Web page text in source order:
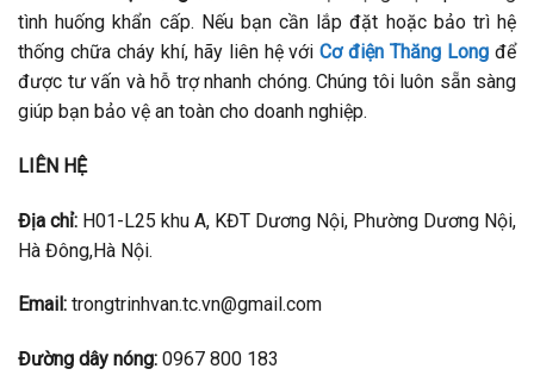
tình huống khẩn cấp. Nếu bạn cần lắp đặt hoặc bảo trì hệ
thống chữa cháy khí, hãy liên hệ vớiCơ điện Thăng Longđể
được tư vấn và hỗ trợ nhanh chóng. Chúng tôi luôn sẵn sàng
giúp bạn bảo vệ an toàn cho doanh nghiệp.
LIÊN HỆ
Địa chỉ: H01-L25 khu A, KĐT Dương Nội, Phường Dương Nội,
Hà Đông,Hà Nội.
Email: trongtrinhvan.tc.vn@gmail.com
Đường dây nóng: 0967 800 183